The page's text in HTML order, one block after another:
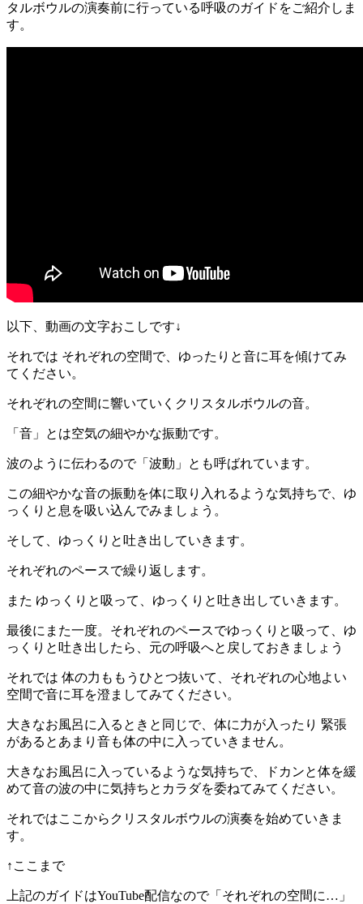
タルボウルの演奏前に行っている呼吸のガイドをご紹介しま
す。
以下、動画の文字おこしです↓
それでは それぞれの空間で、ゆったりと音に耳を傾けてみ
てください。
それぞれの空間に響いていくクリスタルボウルの音。
「音」とは空気の細やかな振動です。
波のように伝わるので「波動」とも呼ばれています。
この細やかな音の振動を体に取り入れるような気持ちで、ゆ
っくりと息を吸い込んでみましょう。
そして、ゆっくりと吐き出していきます。
それぞれのペースで繰り返します。
また ゆっくりと吸って、ゆっくりと吐き出していきます。
最後にまた一度。それぞれのペースでゆっくりと吸って、ゆ
っくりと吐き出したら、元の呼吸へと戻しておきましょう
それでは 体の力ももうひとつ抜いて、それぞれの心地よい
空間で音に耳を澄ましてみてください。
大きなお風呂に入るときと同じで、体に力が入ったり 緊張
があるとあまり音も体の中に入っていきません。
大きなお風呂に入っているような気持ちで、ドカンと体を緩
めて音の波の中に気持ちとカラダを委ねてみてください。
それではここからクリスタルボウルの演奏を始めていきま
す。
↑ここまで
上記のガイドはYouTube配信なので「それぞれの空間に…」